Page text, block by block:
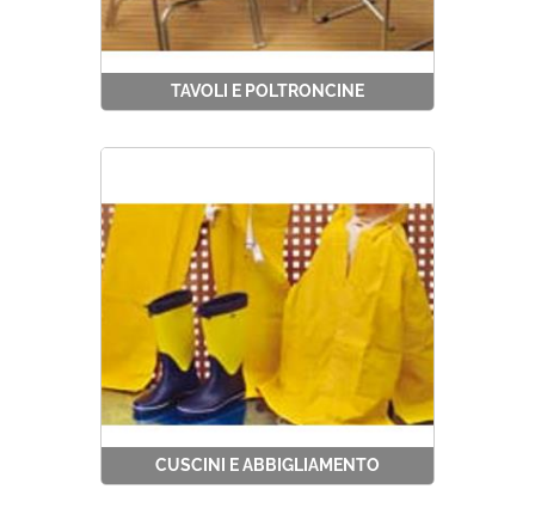
TAVOLI E POLTRONCINE
CUSCINI E ABBIGLIAMENTO